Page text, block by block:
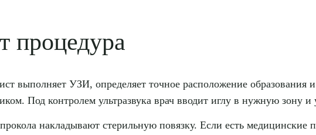
процедура
выполняет УЗИ, определяет точное расположение образования
Под контролем ультразвука врач вводит иглу в нужную зону
накладывают стерильную повязку. Если есть медицинские